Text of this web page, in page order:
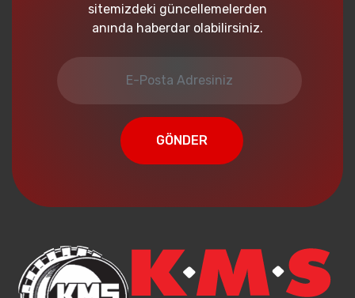
sitemizdeki güncellemelerden
anında haberdar olabilirsiniz.
GÖNDER